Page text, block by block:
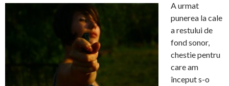
A urmat
punerea la cale
a restului de
fond sonor,
chestie pentru
care am
început s-o